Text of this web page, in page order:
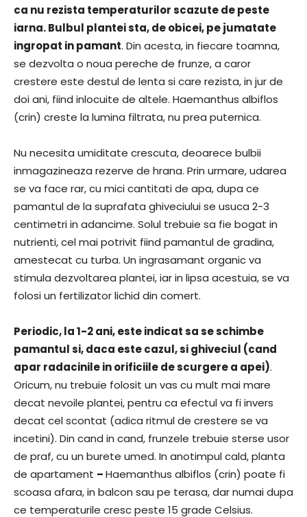
ca nu rezista temperaturilor scazute de peste
iarna. Bulbul plantei sta, de obicei, pe jumatate
ingropat in pamant. Din acesta, in fiecare toamna,
se dezvolta o noua pereche de frunze, a caror
crestere este destul de lenta si care rezista, in jur de
doi ani, fiind inlocuite de altele. Haemanthus albiflos
(crin) creste la lumina filtrata, nu prea puternica.
Nu necesita umiditate crescuta, deoarece bulbii
inmagazineaza rezerve de hrana. Prin urmare, udarea
se va face rar, cu mici cantitati de apa, dupa ce
pamantul de la suprafata ghiveciului se usuca 2-3
centimetri in adancime. Solul trebuie sa fie bogat in
nutrienti, cel mai potrivit fiind pamantul de gradina,
amestecat cu turba. Un ingrasamant organic va
stimula dezvoltarea plantei, iar in lipsa acestuia, se va
folosi un fertilizator lichid din comert.
Periodic, la 1-2 ani, este indicat sa se schimbe
pamantul si, daca este cazul, si ghiveciul (cand
apar radacinile in orificiile de scurgere a apei).
Oricum, nu trebuie folosit un vas cu mult mai mare
decat nevoile plantei, pentru ca efectul va fi invers
decat cel scontat (adica ritmul de crestere se va
incetini). Din cand in cand, frunzele trebuie sterse usor
de praf, cu un burete umed. In anotimpul cald, planta
de apartament –Haemanthus albiflos (crin) poate fi
scoasa afara, in balcon sau pe terasa, dar numai dupa
ce temperaturile cresc peste 15 grade Celsius.